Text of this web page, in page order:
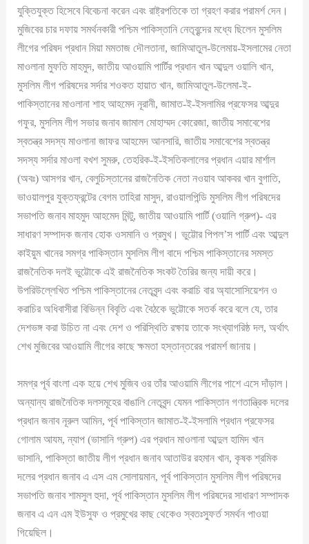
যুক্তিযুক্ত হিসেবে বিবেচনা করেন এবং রাষ্ট্রপতিকে তা গ্রহণ করার পরামর্শ দেন।
মুজিবের চার দফায় সমর্থনকারী পশ্চিম পাকিস্তানি নেতৃবৃন্দের মধ্যে ছিলেন মুসলিম
লীগের পরিষদ প্রধান মিয়া মমতাজ দৌলতানা, জামিআতুল-উলেমায়-ইসলামের নেতা
মাওলানা মুফতি মাহমুদ, জাতীয় আওয়ামি পার্টির প্রধান খান আব্দুল ওয়ালি খান,
মুসলিম লীগ পরিষদের সর্দার শওকত হায়াত খান, জামিআতুল-উলেমা-ই-
পাকিস্তানের মাওলানা শাহ আহমেদ নূরানী, জামাত-ই-ইসলামির প্রফেসর আব্দুর
গফুর, মুসলিম লীগ সভার জনাব জামাল মোহাম্মদ কোরেজা, জাতীয় সমাবেশের
স্বতন্ত্র সদস্য মাওলানা জাফর আহমেদ আনসারি, জাতীয় সমাবেশের স্বতন্ত্র
সদস্য সর্দার মাওলা বখশ সুমরু, তেহরিক-ই-ইসতিকলালের প্রধান এয়ার মার্শাল
(অবঃ) আসগর খান, বেলুচিস্তানের রাজনৈতিক নেতা নওয়াব আকবর খান বুগাতি,
ভাওয়ালপুর যুক্তফ্রন্টের বেগম তাহিরা মাসুদ, রাওয়ালপিন্ডি মুসলিম লীগ পরিষদের
সভাপতি জনাব মাহমুদ আহমেদ মিন্টু, জাতীয় আওয়ামি পার্টি (ওয়ালি গ্রুপ)- এর
সাধারণ সম্পাদক জনাব হোক ওসমানি ও প্রমুখ। ভুট্টোর পিপল’স পার্টি এবং আব্দুল
কাইয়ুম খানের সমগ্র পাকিস্তান মুসলিম লীগ বাদে পশ্চিম পাকিস্তানের সমস্ত
রাজনৈতিক দলই ভুট্টোকে এই রাজনৈতিক সংকট তৈরির জন্য দায়ী করে।
উপরিউল্লেখিত পশ্চিম পাকিস্তানের নেতৃবৃন্দ এবং করাচি বার অ্যাসোসিয়েশন ও
করাচির অধিবাসীরা বিভিন্ন বিবৃতি এবং বৈঠকে ভুট্টোকে সতর্ক করে বলে যে, তার
দেশভঙ্গ করা উচিত না এবং দেশ ও পরিস্থিতি রক্ষায় তাকে সংখ্যাগরিষ্ঠ দল, অর্থাৎ
শেখ মুজিবের আওয়ামি লীগের কাছে ক্ষমতা হস্তান্তরের পরামর্শ জানায়।
সমগ্র পূর্ব বাংলা এক হয়ে শেখ মুজিব ওর তাঁর আওয়ামি লীগের পাশে এসে দাঁড়াল।
অন্যান্য রাজনৈতিক দলসমূহের বাঙালি নেতৃবৃন্দ যেমন পাকিস্তান গণতান্ত্রিক দলের
প্রধান জনাব নূরুল আমিন, পূর্ব পাকিস্তান জামাত-ই-ইসলামি প্রধান প্রফেসর
গোলাম আযম, ন্যাপ (ভাসানি গ্রুপ) এর প্রধান মাওলানা আব্দুল হামিদ খান
ভাসানি, পাকিস্তা জাতীয় লীগ প্রধান জনাব আতাউর রহমান খান, কৃষক শ্রমিক
দলের প্রধান জনাব এ এস এম সোলায়মান, পূর্ব পাকিস্তান মুসলিম লীগ পরিষদের
সভাপতি জনাব শামসুল হুদা, পূর্ব পাকিস্তান মুসলিম লীগ পরিষদের সাধারণ সম্পাদক
জনাব এ এন এম ইউসুফ ও প্রমুখের কাছ থেকেও স্বতঃস্ফুর্ত সমর্থন পাওয়া
গিয়েছিল।